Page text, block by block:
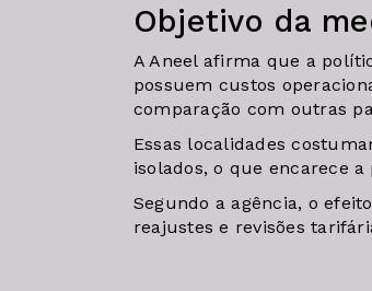
Objetivo da
A Aneel afirma que a
possuem custos
comparação com outras
Essas localidades
isolados, o que encarece
Segundo a agência, o
reajustes e revisões